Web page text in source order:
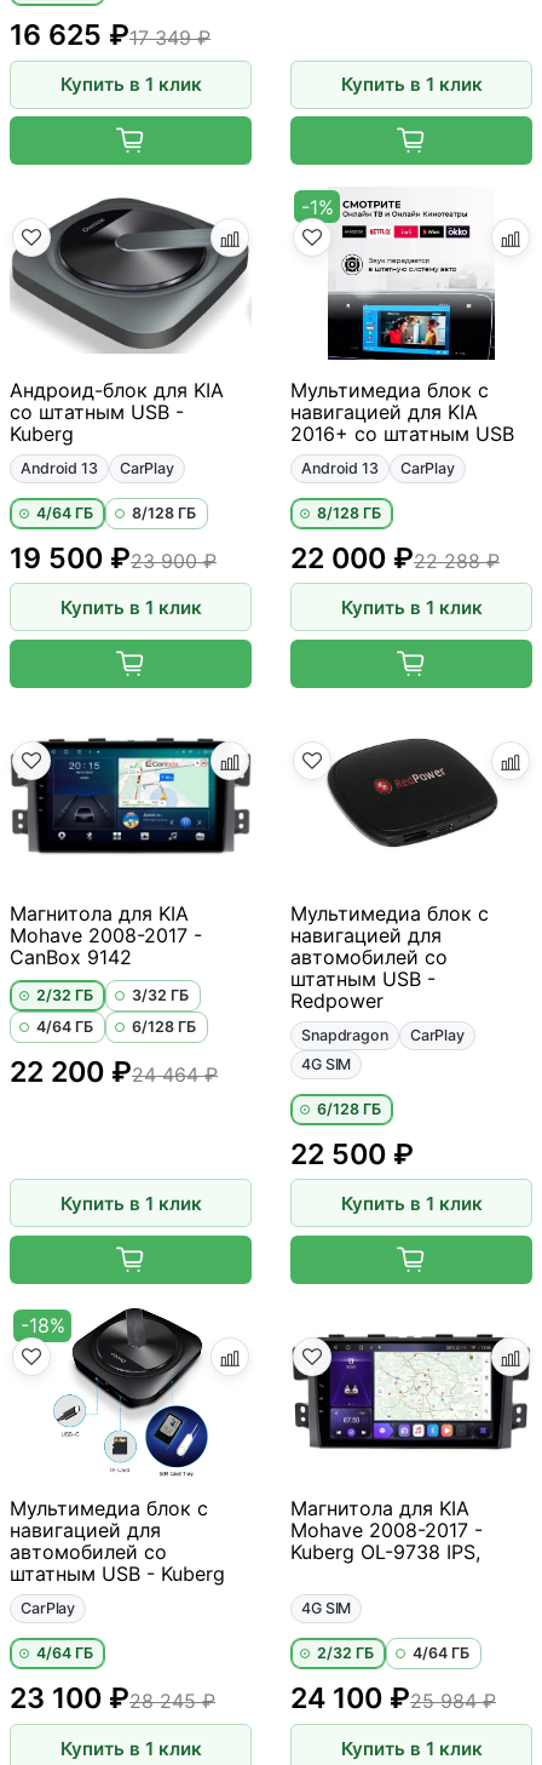
17 349 ₽
16 625 ₽
Купить в 1 клик Купить в 1 клик
Андроид-блок для KIA
со штатным USB -
Kuberg
Android 13 CarPlay
4/64 ГБ 8/128 ГБ
19 500 ₽23 900 ₽
Купить в 1 клик
-1%
Мультимедиа блок с
навигацией для KIA
2016+ со штатным USB
Android 13 CarPlay
8/128 ГБ
22 288 ₽
22 000 ₽
Купить в 1 клик
Магнитола для KIA
Mohave 2008-2017 -
CanBox 9142
2/32 ГБ
3/32 ГБ
4/64 ГБ
6/128 ГБ
22 200 ₽24 464 ₽
Купить в 1 клик
Мультимедиа блок с
навигацией для
автомобилей со
штатным USB -
Redpower
Snapdragon
CarPlay
4G SIM
6/128 ГБ
22 500 ₽
Купить в 1 клик
-18%
Мультимедиа блок с
навигацией для
автомобилей со
штатным USB - Kuberg
CarPlay
4/64 ГБ
28 245 ₽
23 100 ₽
Купить в 1 клик
Магнитола для KIA
Mohave 2008-2017 -
Kuberg OL-9738 IPS,
4G SIM
2/32 ГБ 4/64 ГБ
24 100 ₽25 984 ₽
Купить в 1 клик